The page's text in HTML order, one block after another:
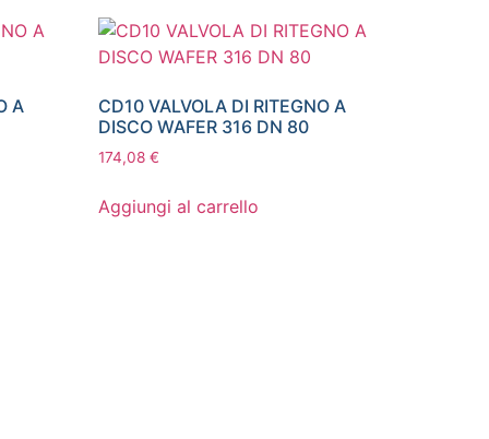
A
CD10 VALVOLA DI RITEGNO A
DISCO WAFER 316 DN 80
174,08€
Aggiungi al carrello